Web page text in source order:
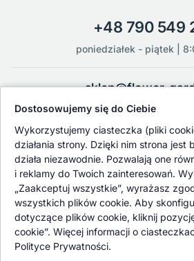
+48 790 549
poniedziałek - piątek |
sklep@flower-
Oferowane przez nas rośliny i nasiona
kontroli jakości oraz kontroli zdrowotnej
wykwalifikowane osoby z Państwowej
Nasiennictwa.
Dostosowujemy się do Ciebie
Wykorzystujemy ciasteczka (pliki
działania strony. Dzięki nim strona jest
działa niezawodnie. Pozwalają one
i reklamy do Twoich zainteresowań.
„Zaakceptuj wszystkie”, wyrażasz
wszystkich plików cookie. Aby
dotyczące plików cookie, kliknij
cookie”. Więcej informacji o
Polityce Prywatności.